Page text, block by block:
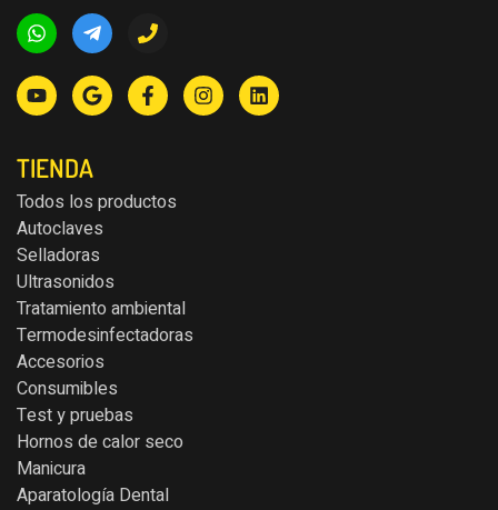
TIENDA
Todos los productos
Autoclaves
Selladoras
Ultrasonidos
Tratamiento ambiental
Termodesinfectadoras
Accesorios
Consumibles
Test y pruebas
Hornos de calor seco
Manicura
Aparatología Dental